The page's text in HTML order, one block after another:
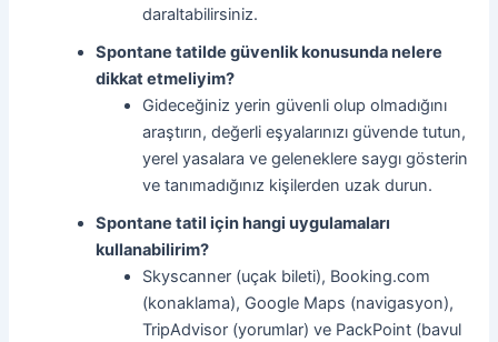
daraltabilirsiniz.
Spontane tatilde güvenlik konusunda nelere
dikkat etmeliyim?
Gideceğiniz yerin güvenli olup olmadığını
araştırın, değerli eşyalarınızı güvende tutun,
yerel yasalara ve geleneklere saygı gösterin
ve tanımadığınız kişilerden uzak durun.
Spontane tatil için hangi uygulamaları
kullanabilirim?
Skyscanner (uçak bileti), Booking.com
(konaklama), Google Maps (navigasyon),
TripAdvisor (yorumlar) ve PackPoint (bavul